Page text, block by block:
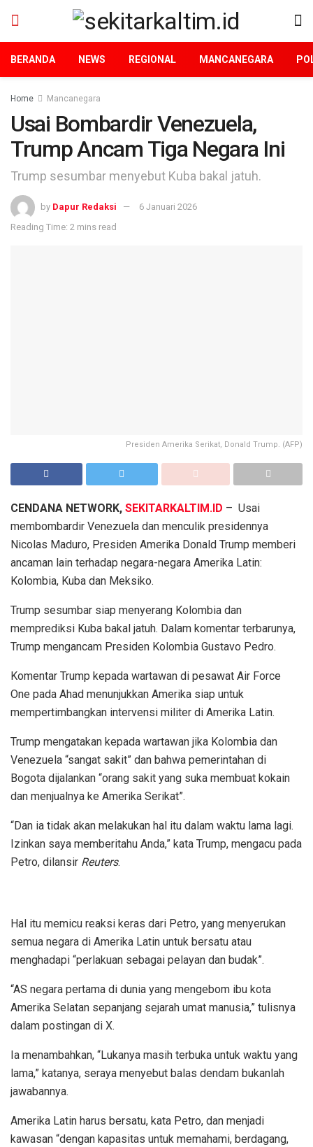
BERANDA NEWS REGIONAL MANCANEGARA
Home Mancanegara
Usai Bombardir Venezuela,
Trump Ancam Tiga Negara Ini
Trump sesumbar menyebut Kuba bakal jatuh.
by Dapur Redaksi
6 Januari 2026
Reading Time: 2 mins read
Presiden Amerika Serikat, Donald Trump. (AFP)
CENDANA NETWORK, SEKITARKALTIM.ID – Usai
membombardir Venezuela dan menculik presidennya
Nicolas Maduro, Presiden Amerika Donald Trump memberi
ancaman lain terhadap negara-negara Amerika Latin:
Kolombia, Kuba dan Meksiko.
Trump sesumbar siap menyerang Kolombia dan
memprediksi Kuba bakal jatuh. Dalam komentar terbarunya,
Trump mengancam Presiden Kolombia Gustavo Pedro.
Komentar Trump kepada wartawan di pesawat Air Force
One pada Ahad menunjukkan Amerika siap untuk
mempertimbangkan intervensi militer di Amerika Latin.
Trump mengatakan kepada wartawan jika Kolombia dan
Venezuela “sangat sakit” dan bahwa pemerintahan di
Bogota dijalankan “orang sakit yang suka membuat kokain
dan menjualnya ke Amerika Serikat”.
“Dan ia tidak akan melakukan hal itu dalam waktu lama lagi.
Izinkan saya memberitahu Anda,” kata Trump, mengacu pada
Petro, dilansir Reuters.
Hal itu memicu reaksi keras dari Petro, yang menyerukan
semua negara di Amerika Latin untuk bersatu atau
menghadapi “perlakuan sebagai pelayan dan budak”.
“AS negara pertama di dunia yang mengebom ibu kota
Amerika Selatan sepanjang sejarah umat manusia,” tulisnya
dalam postingan di X.
Ia menambahkan, “Lukanya masih terbuka untuk waktu yang
lama,” katanya, seraya menyebut balas dendam bukanlah
jawabannya.
Amerika Latin harus bersatu, kata Petro, dan menjadi
kawasan “dengan kapasitas untuk memahami, berdagang,